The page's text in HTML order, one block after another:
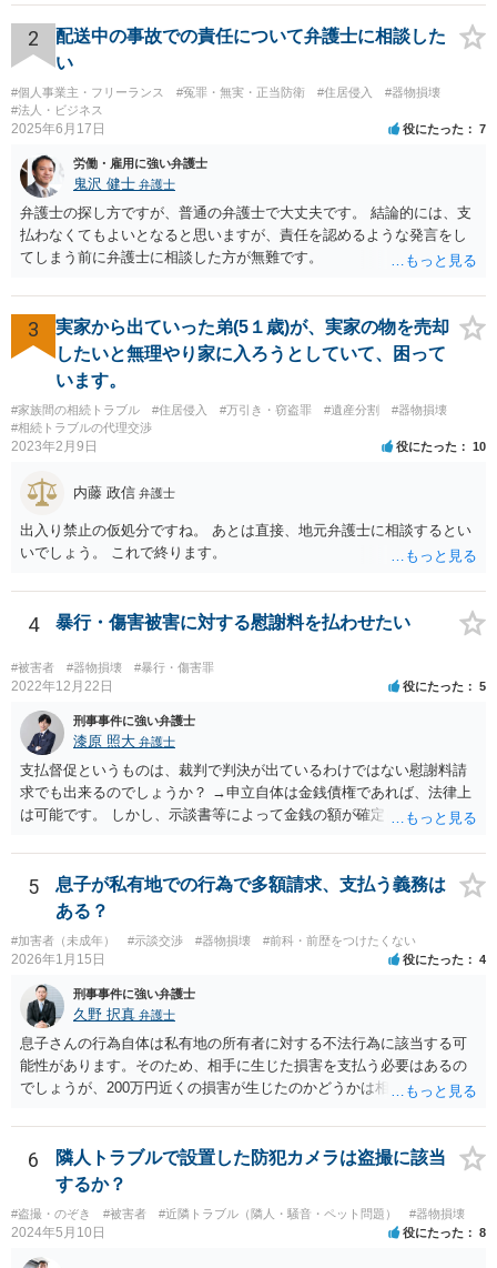
るかと思いますが、「弁護士に相談して作成」しただけであれば、弁
護士の名前は出てきません。 ＞慰謝料（死ねと書かれ精神的苦痛生活
に支障をきたした） ＞車の修理代 ＞監視カメラ代 のうち、修理代の
いくら請求されているのでしょうか？
2
配送中の事故での責任について弁護士に相談した
い
#個人事業主・フリーランス #冤罪・無実・正当防衛 #住居侵入
#器物損壊
#法人・ビジネス
2025年6月17日 役にたった 7
労働・雇用に強い弁護士
鬼沢 健士 弁護士
弁護士の探し方ですが、普通の弁護士で大丈夫です。 結論的には、支
払わなくてもよいとなると思いますが、責任を認めるような発言をし
てしまう前に弁護士に相談した方が無難です。
3
実家から出ていった弟(5１歳)が、実家の物を売却
したいと無理やり家に入ろうとしていて、困って
います。
#家族間の相続トラブル #住居侵入 #万引き・窃盗罪 #遺産分割
#器物損壊
#相続トラブルの代理交渉
2023年2月9日 役にたった 10
内藤 政信 弁護士
出入り禁止の仮処分ですね。 あとは直接、地元弁護士に相談するとい
いでしょう。 これで終ります。
4 暴行・傷害被害に対する慰謝料を払わせたい
#被害者 #器物損壊 #暴行・傷害罪
2022年12月22日 役にたった 5
刑事事件に強い弁護士
漆原 照大 弁護士
支払督促というものは、裁判で判決が出ているわけではない慰謝料請
求でも出来るのでしょうか？ →申立自体は金銭債権であれば、法律上
は可能です。 しかし、示談書等によって金銭の額が確定していない損
見据えた検討になるかと存じます。 相手の職場に内容証明郵便を送る
のは何か罪に問われますか？ →会社は事件とは関係がないので最悪名
誉棄損に問われる可能性があります。住所等が不明であったり、どう
しても送達ができない場合に限り、相手方の承諾をとった上で送付す
ることは可能であると思います。 なお、旧姓を併記すること自体は問
題ありません。 参考条文 民事訴訟法 第三百八十五条 支払督促の申
立てが第三百八十二条若しくは第三百八十三条の規定に違反すると
き、又は申立ての趣旨から請求に理由がないことが明らかなときは、
その申立てを却下しなければならない。請求の一部につき支払督促を
発することができない場合におけるその一部についても、同様とす
る。
5
息子が私有地での行為で多額請求、支払う義務は
ある？
#加害者（未成年） #示談交渉 #器物損壊 #前科・前歴をつけたくない
2026年1月15日 役にたった 4
刑事事件に強い弁護士
久野 択真 弁護士
息子さんの行為自体は私有地の所有者に対する不法行為に該当する可
能性があります。そのため、相手に生じた損害を支払う必要はあるの
でしょうが、200万円近くの損害が生じたのかどうかは相手の方で立証
ントアウトして、お近くの弁護士に一度相談してみるのが良いと思い
ます。 ご参考までに。
6
隣人トラブルで設置した防犯カメラは盗撮に該当
するか？
#盗撮・のぞき #被害者 #近隣トラブル（隣人・騒音・ペット問題） #器物損壊
2024年5月10日 役にたった 8